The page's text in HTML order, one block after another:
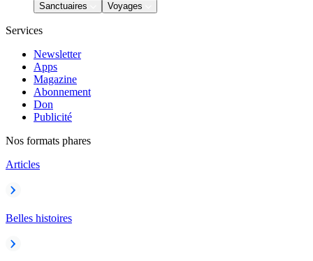
Sanctuaires
Voyages
Services
Newsletter
Apps
Magazine
Abonnement
Don
Publicité
Nos formats phares
Articles
Belles histoires